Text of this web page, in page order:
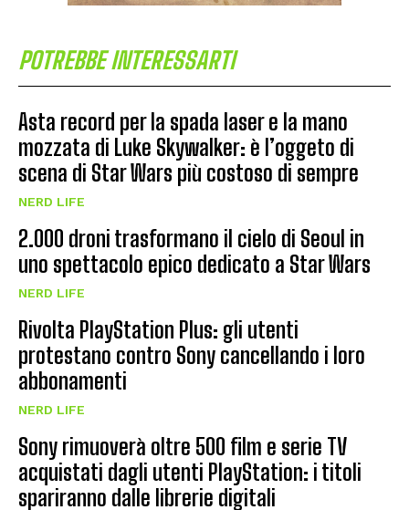
POTREBBE INTERESSARTI
Asta record per la spada laser e la mano
mozzata di Luke Skywalker: è l’oggeto di
scena di Star Wars più costoso di sempre
NERD LIFE
2.000 droni trasformano il cielo di Seoul in
uno spettacolo epico dedicato a Star Wars
NERD LIFE
Rivolta PlayStation Plus: gli utenti
protestano contro Sony cancellando i loro
abbonamenti
NERD LIFE
Sony rimuoverà oltre 500 film e serie TV
acquistati dagli utenti PlayStation: i titoli
spariranno dalle librerie digitali